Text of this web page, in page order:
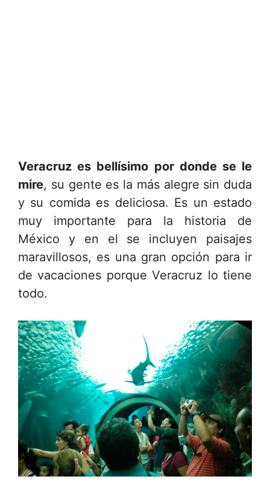
Veracruz es bellísimo por donde se le
mire, su gente es la más alegre sin duda
y su comida es deliciosa. Es un estado
muy importante para la historia de
México y en el se incluyen paisajes
maravillosos, es una gran opción para ir
de vacaciones porque Veracruz lo tiene
todo.